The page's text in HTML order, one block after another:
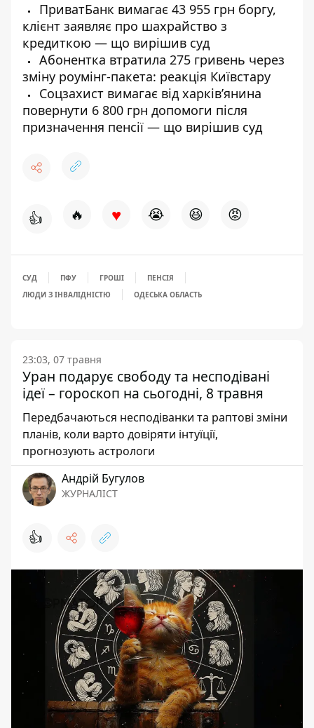
ПриватБанк вимагає 43 955 грн боргу,
клієнт заявляє про шахрайство з
кредиткою — що вирішив суд
Абонентка втратила 275 гривень через
зміну роумінг-пакета: реакція Київстару
Соцзахист вимагає від харків’янина
повернути 6 800 грн допомоги після
призначення пенсії — що вирішив суд
👍 🔥 ♥ 😭 😆 😡
СУД ПФУ ГРОШІ
ПЕНСІЯ
ЛЮДИ З ІНВАЛІДНІСТЮ
ОДЕСЬКА ОБЛАСТЬ
23:03, 07 травня
Уран подарує свободу та несподівані
ідеї – гороскоп на сьогодні, 8 травня
Передбачаються несподіванки та раптові зміни
планів, коли варто довіряти інтуїції,
прогнозують астрологи
Андрій Бугулов
ЖУРНАЛІСТ
👍